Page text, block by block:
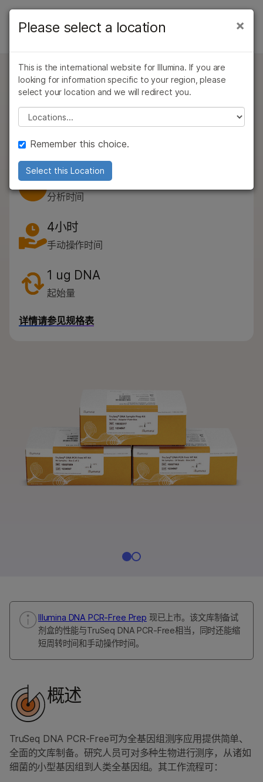
学习
支持
推荐内容链接
按类型
按感兴趣的区域
通过仪器兼容性
产品线
浏览所有产品
产品组合
按类型
通过仪器兼容性
问题
TruSeq DNA PCR-Free
简单、全面的全基因组测序（WGS）文库制备准确而全
面地覆盖了复杂基因组。
TruSeq DNA PCR-Free
数据表 PDF 8 MB 5 版本
总检测时间5小时
分析时间
4小时
手动操作时间
1 ug DNA
起始量
详情请参见规格表
Illumina DNA PCR-Free Prep 现已上市。该文库制备试
剂盒的性能与TruSeq DNA PCR-Free相当，同时还能缩
短周转时间和手动操作时间。
概述
TruSeq DNA PCR-Free可为全基因组测序应用提供简单、
全面的文库制备。研究人员可对多种生物进行测序，从诸如
细菌的小型基因组到人类全基因组。其工作流程可：
癌症研究
微生物学
农业基因组学
复杂疾病
临床肿瘤学
生殖健康
遗传病和罕见病
×
Please select a location
This is the international website for Illumina. If you are
looking for information specific to your region, please
select your location and we will redirect you.
Please select a location
Remember this choice.
Select this Location